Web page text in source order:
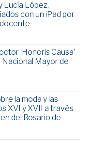
Lucía López,
con un iPad por
‘Honoris Causa’
Nacional Mayor de
la moda y las
XVI y XVII a través
del Rosario de